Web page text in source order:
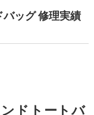
ッグ 修理実績